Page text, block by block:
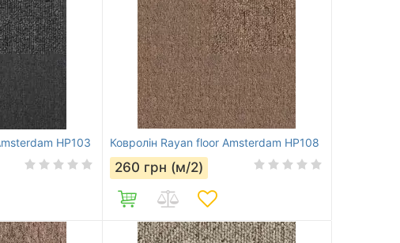
HP103 Ковролін Rayan floor Amsterdam HP108
260 грн (м/2)